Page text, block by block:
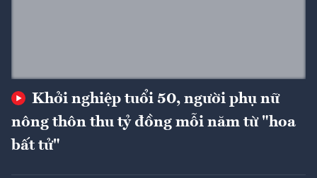
Khởi nghiệp tuổi 50, người phụ nữ
nông thôn thu tỷ đồng mỗi năm từ "hoa
bất tử"